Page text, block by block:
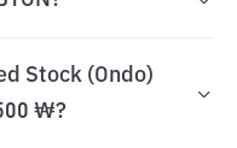
Stock (Ondo)
₩?